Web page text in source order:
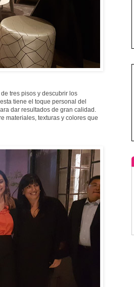
tres pisos y descubrir los
tiene el toque personal del
dar resultados de gran calidad.
materiales, texturas y colores que